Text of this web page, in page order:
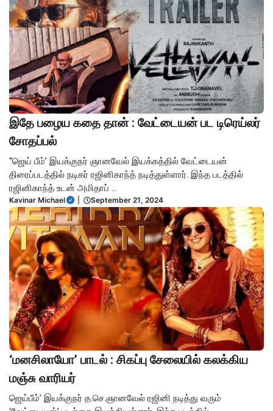
இதே பழைய கதை தான் : வேட்டையன் பட டிரெய்லர்
சோதப்பல்
“ஜெய் பீம்’ இயக்குநர் ஞானவேல் இயக்கத்தில் வேட்டையன்
திரைப்படத்தில் நடிகர் ரஜினிகாந்த் நடித்துள்ளார். இந்த படத்தில்
ரஜினிகாந்த் உடன் அமிதாப் ...
Kavinar Michael September 21, 2024
‘மனசிலாயோ’ பாடல் : சிகப்பு சேலையில் கலக்கிய
மஞ்சு வாரியர்
ஜெய்பீம்’ இயக்குநர் த.செ.ஞானவேல் ரஜினி நடித்து வரும்